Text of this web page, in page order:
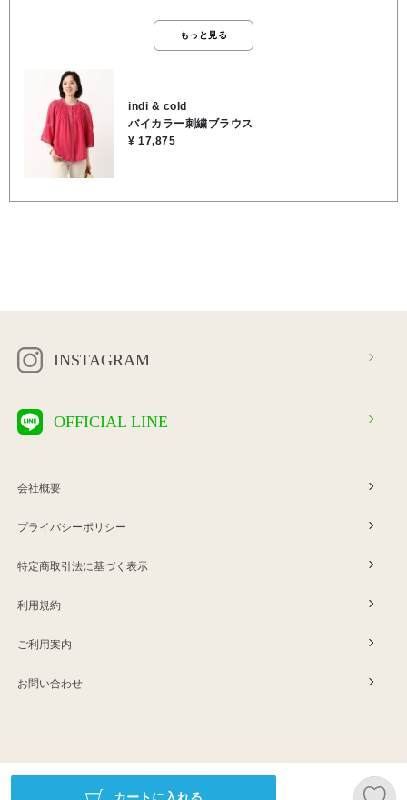
りと着て 頂けます😌 ✩着丈は中ヒップくらいの丈感 で、インし
てもしなくても着て 頂ける一枚です✨😆 ✩小柄な方は前だけインし
材… 綿100% ✩取り扱い方法… 手洗い可
もっと見る
indi & cold
バイカラー刺繍ブラウス
¥ 17,875
INSTAGRAM
OFFICIAL LINE
会社概要
プライバシーポリシー
特定商取引法に基づく表示
利用規約
ご利用案内
お問い合わせ
Copyright © ERINA company